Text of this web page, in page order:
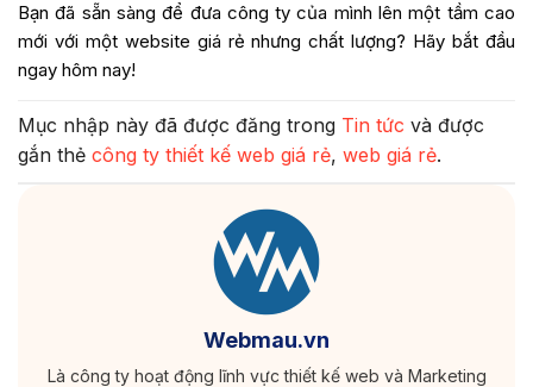
Bạn đã sẵn sàng để đưa công ty của mình lên một tầm cao
mới với một website giá rẻ nhưng chất lượng? Hãy bắt đầu
ngay hôm nay!
Mục nhập này đã được đăng trong Tin tức và được
gắn thẻ công ty thiết kế web giá rẻ, web giá rẻ.
Webmau.vn
Là công ty hoạt động lĩnh vực thiết kế web và Marketing